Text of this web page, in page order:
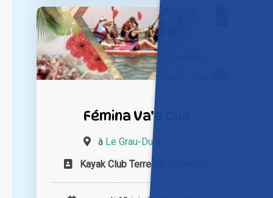
Fémina Va’a Cup
à Le Grau-Du-Roi (30)
Kayak Club Terre de Camargue